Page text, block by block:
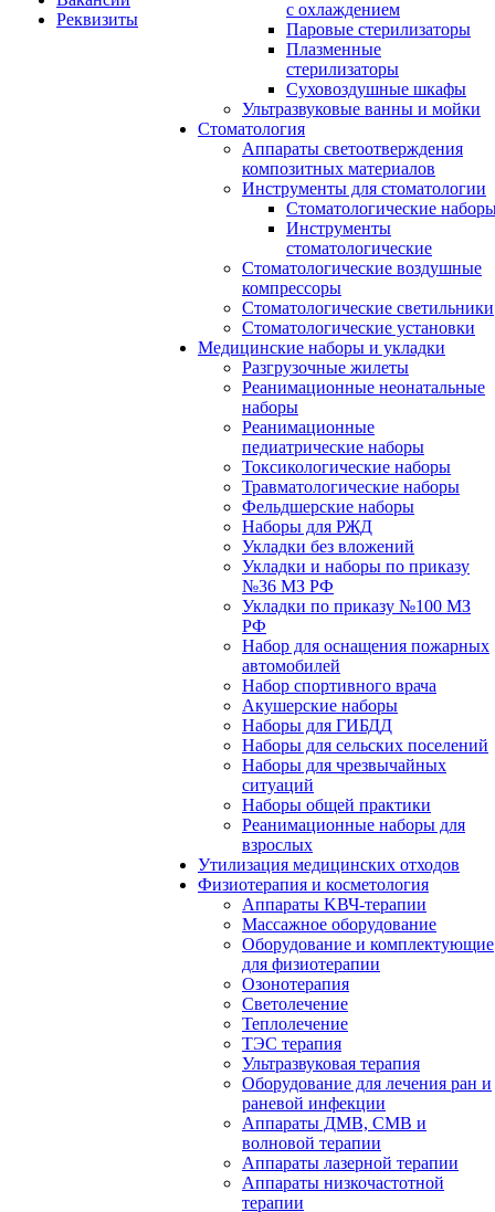
Реквизиты
с охлаждением
Паровые стерилизаторы
Плазменные
стерилизаторы
Суховоздушные шкафы
Ультразвуковые ванны и мойки
Стоматология
Аппараты светоотверждения
композитных материалов
Инструменты для стоматологии
Стоматологические
Инструменты
стоматологические
Стоматологические воздушные
компрессоры
Стоматологические светильники
Стоматологические установки
Медицинские наборы и укладки
Разгрузочные жилеты
Реанимационные неонатальные
наборы
Реанимационные
педиатрические наборы
Токсикологические наборы
Травматологические наборы
Фельдшерские наборы
Наборы для РЖД
Укладки без вложений
Укладки и наборы по приказу
№36 МЗ РФ
Укладки по приказу №100 МЗ
РФ
Набор для оснащения пожарных
автомобилей
Набор спортивного врача
Акушерские наборы
Наборы для ГИБДД
Наборы для сельских поселений
Наборы для чрезвычайных
ситуаций
Наборы общей практики
Реанимационные наборы для
взрослых
Утилизация медицинских отходов
Физиотерапия и косметология
Аппараты KВЧ-терапии
Массажное оборудование
Оборудование и комплектующие
для физиотерапии
Озонотерапия
Светолечение
Теплолечение
ТЭС терапия
Ультразвуковая терапия
Оборудование для лечения ран и
раневой инфекции
Аппараты ДМВ, СМВ и
волновой терапии
Аппараты лазерной терапии
Аппараты низкочастотной
терапии